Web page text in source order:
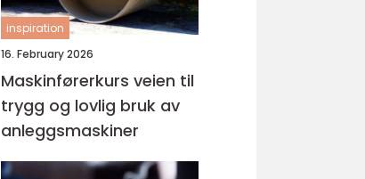
inspiration
16. February 2026
Maskinførerkurs veien til
trygg og lovlig bruk av
anleggsmaskiner